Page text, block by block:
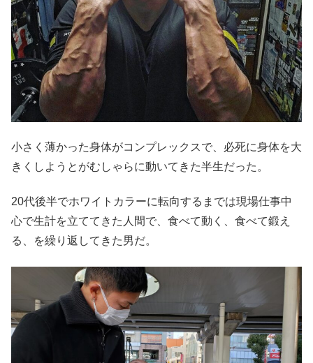
小さく薄かった身体がコンプレックスで、必死に身体を大
きくしようとがむしゃらに動いてきた半生だった。
20代後半でホワイトカラーに転向するまでは現場仕事中
心で生計を立ててきた人間で、食べて動く、食べて鍛え
る、を繰り返してきた男だ。